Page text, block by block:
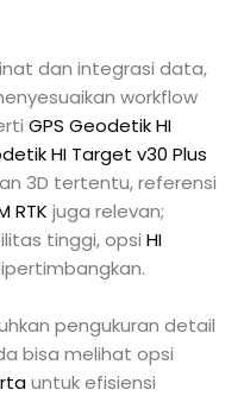
dan integrasi data,
workflow
GPS Geodetik HI
HI Target v30 Plus
3D tertentu, referensi
RTK juga relevan;
tinggi, opsiHI
pengukuran detail
bisa melihat opsi
untuk efisiensi